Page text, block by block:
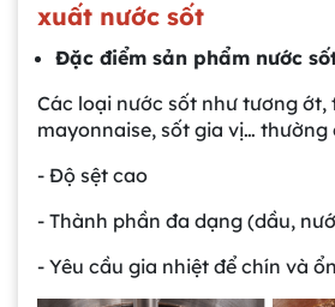
xuất nước sốt
Đặc điểm sản phẩm nước
Các loại nước sốt như tương ớt,
mayonnaise, sốt gia vị… thường
- Độ sệt cao
- Thành phần đa dạng (dầu,
- Yêu cầu gia nhiệt để chín và